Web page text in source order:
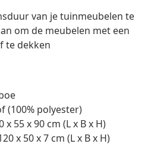
van je tuinmeubelen te
om de meubelen met een
te dekken
(100% polyester)
55 x 90 cm (L x B x H)
x 50 x 7 cm (L x B x H)